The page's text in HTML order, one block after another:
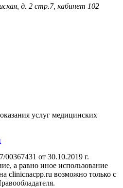
д. 2 стр.7, кабинет 102
услуг медицинских
от 30.10.2019 г.
а равно иное использование
clinicnacpp.ru возможно только с